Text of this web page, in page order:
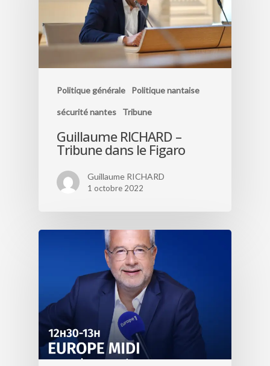
Politique générale Politique nantaise
sécurité nantes Tribune
Guillaume RICHARD –
Tribune dans le Figaro
Guillaume RICHARD
1 octobre 2022